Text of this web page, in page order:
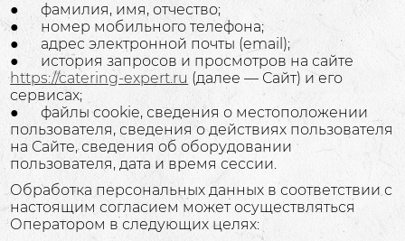
● фамилия, имя, отчество;
● номер мобильного телефона;
● адрес электронной почты (email);
● история запросов и просмотров на сайте
https://catering-expert.ru (далее — Сайт) и его
сервисах;
● файлы cookie, сведения о местоположении
пользователя, сведения о действиях пользователя
на Сайте, сведения об оборудовании
пользователя, дата и время сессии.
Обработка персональных данных в соответствии с
настоящим согласием может осуществляться
Оператором в следующих целях: